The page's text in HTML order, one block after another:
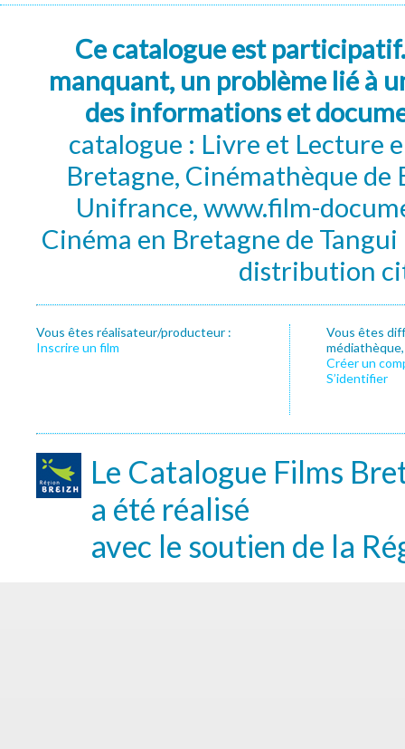
Ce catalogue est
manquant, un problème lié à
des informations et
catalogue : Livre et Lecture
Bretagne, Cinémathèque de
Unifrance, www.film-
Cinéma en Bretagne de
distribution
Vous êtes réalisateur/producteur :
Inscrire un film
Vous êtes
Créer un
S’identifier
Le Catalogue Films
a été réalisé
avec le soutien de la